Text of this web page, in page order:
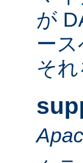
が
ー
そ